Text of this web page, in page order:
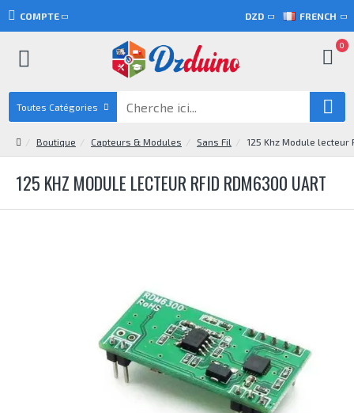
COMPTE DZD FRENCH
0
Toutes Catégories
Boutique Capteurs & Modules Sans Fil 125 Khz Module lecteur
125 KHZ MODULE LECTEUR RFID RDM6300 UART